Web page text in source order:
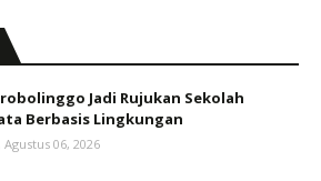
Jadi Rujukan Sekolah
Berbasis Lingkungan
Agustus 06, 2026